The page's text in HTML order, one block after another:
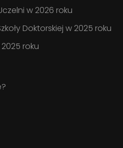
w 2026 roku
Doktorskiej w 2025 roku
roku